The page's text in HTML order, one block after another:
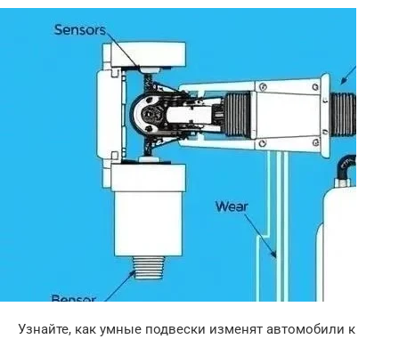
Узнайте, как умные подвески изменят автомобили к